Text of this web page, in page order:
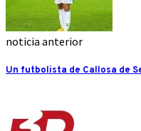
noticia anterior
Un futbolista de Callosa de